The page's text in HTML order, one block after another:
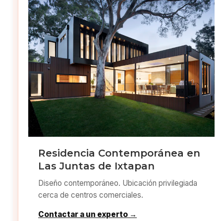
Residencia Contemporánea en
Las Juntas de Ixtapan
Diseño contemporáneo. Ubicación privilegiada
cerca de centros comerciales.
Contactar a un experto →